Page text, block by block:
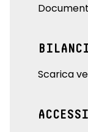
Scarica